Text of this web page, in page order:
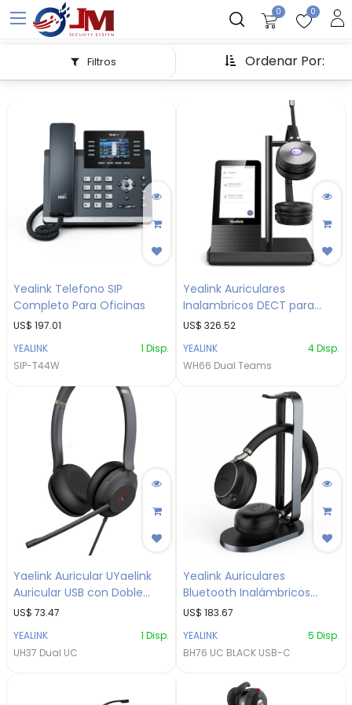
0 0
Ordenar Por:
Filtros
Yealink Telefono SIP
Completo Para Oficinas
US$ 197.01
YEALINK
1 Disp.
SIP-T44W
Yealink Auriculares
Inalambricos DECT para
Oficina
US$ 326.52
YEALINK
4Disp.
WH66 Dual Teams
Yaelink Auricular UYaelink
Auricular USB con Doble
Cancelación de Ruido/
Shield/ Sonido Estéreo y
Ecualizador DinámicoSB con
US$ 73.47
YEALINK
1 Disp.
UH37 Dual UC
Yealink Auriculares
Bluetooth Inalámbricos
USB-C/ tecnología Yealink
Cancelación de Ruido con
Formación de aces.
US$ 183.67
YEALINK
5 Disp.
BH76 UC BLACK USB-C